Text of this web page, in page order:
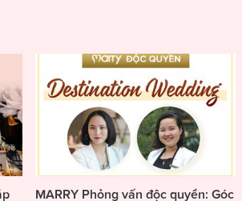
MARRY Phỏng vấn độc quyền: Góc